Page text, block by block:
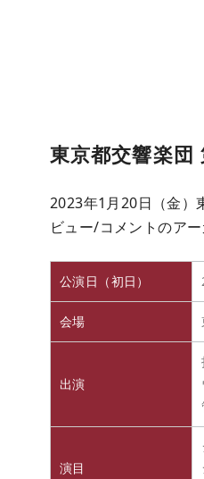
東京都交響楽
2023年1月20日（金）
ビュー/コメントのアー
公演日（初日）
会場
出演
演目